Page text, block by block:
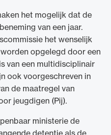
het mogelijk dat de
van een jaar.
het wenselijk
opgelegd door een
van een multidisciplinair
ook voorgeschreven in
de maatregel van
jeugdigen (Pij).
ministerie de
detentie als de